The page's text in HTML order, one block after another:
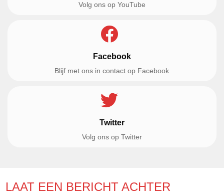
Volg ons op YouTube
Facebook
Blijf met ons in contact op Facebook
Twitter
Volg ons op Twitter
LAAT EEN BERICHT ACHTER